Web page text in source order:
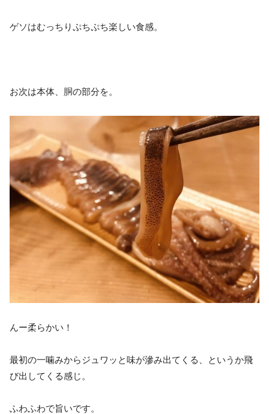
ゲソはむっちりぷちぷち楽しい食感。
お次は本体、胴の部分を。
んー柔らかい！
最初の一噛みからジュワッと味が滲み出てくる、というか飛
び出してくる感じ。
ふわふわで旨いです。